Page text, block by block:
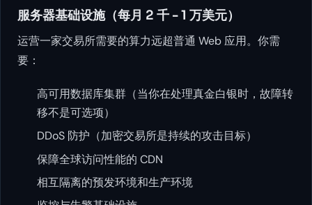
服务器基础设施（每月 2 千 - 1 万美元）
运营一家交易所需要的算力远超普通 Web 应用。你需
要：
高可用数据库集群（当你在处理真金白银时，故障转
移不是可选项）
DDoS 防护（加密交易所是持续的攻击目标）
保障全球访问性能的 CDN
相互隔离的预发环境和生产环境